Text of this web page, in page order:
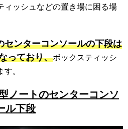
ィッシュなどの置き場に困る場
センターコンソールの下段は
っており、ボックスティッシ
。
ノートのセンターコンソ
ル下段